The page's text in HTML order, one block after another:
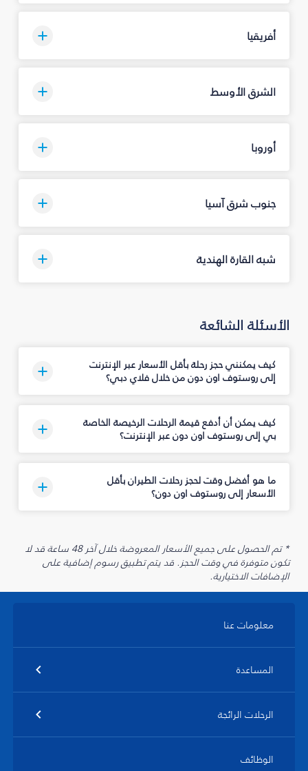
أفريقيا
الشرق الأوسط
أوروبا
جنوب شرق آسيا
شبه القارة الهندية
الأسئلة الشائعة
كيف يمكنني حجز رحلة بأقل الأسعار عبر الإنترنت
إلى روستوف اون دون من خلال فلاي دبي؟
كيف يمكن أن أدفع قيمة الرحلات الرخيصة الخاصة
بي إلى روستوف اون دون عبر الإنترنت؟
ما هو أفضل وقت لحجز رحلات الطيران بأقل
الأسعار إلى روستوف اون دون؟
* تم الحصول على جميع الأسعار المعروضة خلال آخر 48 ساعة قد لا
تكون متوفرة في وقت الحجز. قد يتم تطبيق رسوم إضافية على
الإضافات الاختيارية.
معلومات عنا
المساعدة
الرحلات الرائجة
الوظائف